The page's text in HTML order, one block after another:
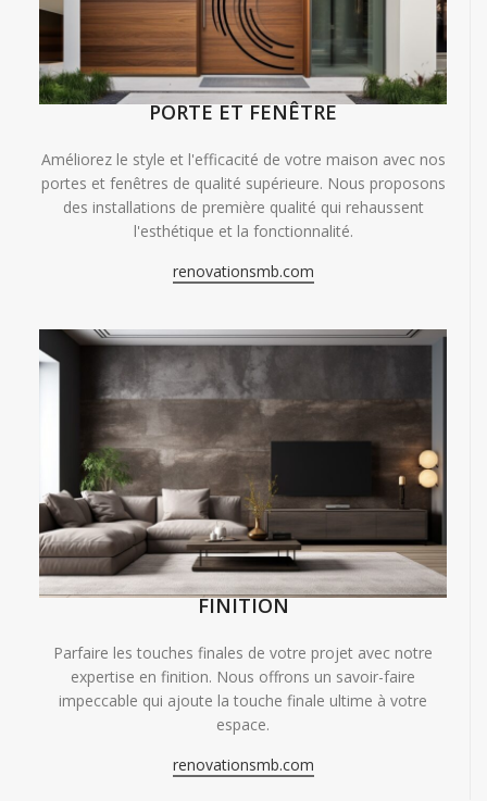
PORTE ET FENÊTRE
Améliorez le style et l'efficacité de votre maison avec nos
portes et fenêtres de qualité supérieure. Nous proposons
des installations de première qualité qui rehaussent
l'esthétique et la fonctionnalité.
renovationsmb.com
FINITION
Parfaire les touches finales de votre projet avec notre
expertise en finition. Nous offrons un savoir-faire
impeccable qui ajoute la touche finale ultime à votre
espace.
renovationsmb.com